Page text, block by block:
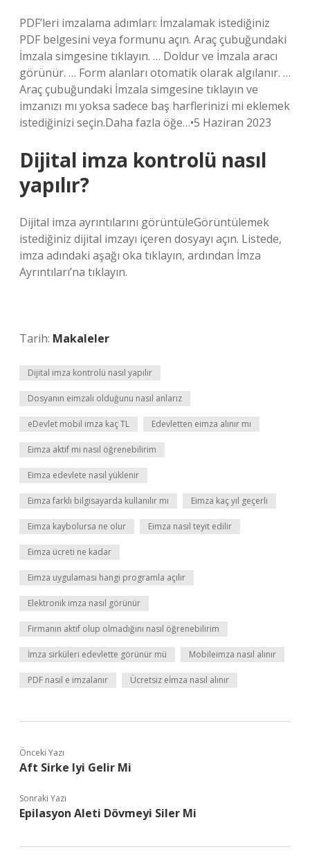
PDF’leri imzalama adımları: İmzalamak istediğiniz
PDF belgesini veya formunu açın. Araç çubuğundaki
İmzala simgesine tıklayın. … Doldur ve İmzala aracı
görünür. … Form alanları otomatik olarak algılanır. …
Araç çubuğundaki İmzala simgesine tıklayın ve
imzanızı mı yoksa sadece baş harflerinizi mi eklemek
istediğinizi seçin.Daha fazla öğe…•5 Haziran 2023
Dijital imza kontrolü nasıl
yapılır?
Dijital imza ayrıntılarını görüntüleGörüntülemek
istediğiniz dijital imzayı içeren dosyayı açın. Listede,
imza adındaki aşağı oka tıklayın, ardından İmza
Ayrıntıları’na tıklayın.
Tarih: Makaleler
Dijital imza kontrolü nasıl yapılır
Dosyanın eimzalı olduğunu nasıl anlarız
eDevlet mobil imza kaç TL Edevletten eimza alınır mı
Eimza aktif mi nasıl öğrenebilirim
Eimza edevlete nasıl yüklenir
Eimza farklı bilgisayarda kullanılır mı Eimza kaç yıl geçerli
Eimza kaybolursa ne olur Eimza nasıl teyit edilir
Eimza ücreti ne kadar
Eimza uygulaması hangi programla açılır
Elektronik imza nasıl görünür
Firmanın aktif olup olmadığını nasıl öğrenebilirim
İmza sirküleri edevlette görünür mü Mobileimza nasıl alınır
PDF nasıl e imzalanır Ücretsiz eİmza nasıl alınır
Önceki Yazı
Aft Sirke Iyi Gelir Mi
Sonraki Yazı
Epilasyon Aleti Dövmeyi Siler Mi